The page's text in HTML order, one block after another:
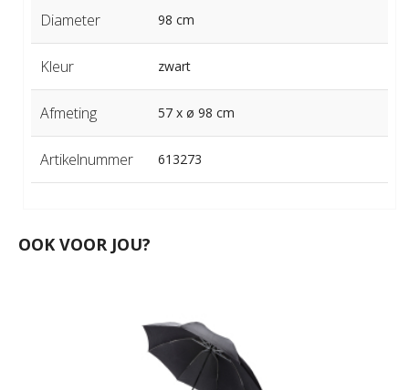
Diameter 98 cm
Kleur zwart
Afmeting 57 x ø 98 cm
Artikelnummer 613273
OOK VOOR JOU?